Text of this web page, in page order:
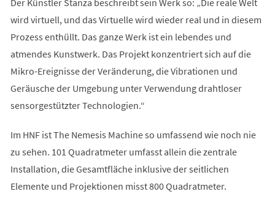
wird virtuell, und das Virtuelle wird wieder real und in diesem
Prozess enthüllt. Das ganze Werk ist ein lebendes und
atmendes Kunstwerk. Das Projekt konzentriert sich auf die
Mikro-Ereignisse der Veränderung, die Vibrationen und
Geräusche der Umgebung unter Verwendung drahtloser
sensorgestützter Technologien.“
Im HNF ist The Nemesis Machine so umfassend wie noch nie
zu sehen. 101 Quadratmeter umfasst allein die zentrale
Installation, die Gesamtfläche inklusive der seitlichen
Elemente und Projektionen misst 800 Quadratmeter.